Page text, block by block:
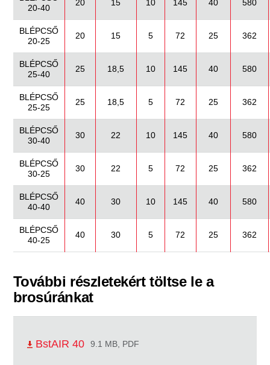
20-40
20 15 10 145 40 580
BLÉPCSŐ
20-25
20 15 5 72 25 362
BLÉPCSŐ
25-40
25 18,5 10 145 40 580
BLÉPCSŐ
25-25
25 18,5 5 72 25 362
BLÉPCSŐ
30-40
30 22 10 145 40 580
BLÉPCSŐ
30-25
30 22 5 72 25 362
BLÉPCSŐ
40-40
40 30 10 145 40 580
BLÉPCSŐ
40-25
40 30 5 72 25 362
További részletekért töltse le a
brosúránkat
BstAIR 40 9.1 MB, PDF